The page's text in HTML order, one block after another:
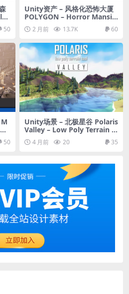
50
Unity资产 – 风格化恐怖大厦
POLYGON – Horror Mansio
n Pack
2 月前 13.7K 60
50
Unity场景 – 北极星谷 Polaris
Valley – Low Poly Terrain E
ditor4 月前 20 35